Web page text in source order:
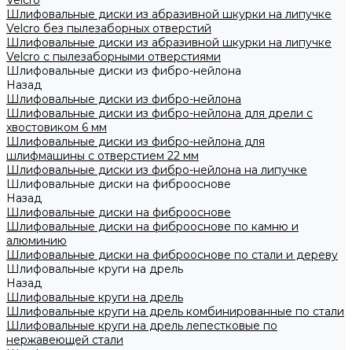
Шлифовальные диски из абразивной шкурки на липучке
Velcro без пылезаборных отверстий
Шлифовальные диски из абразивной шкурки на липучке
Velcro с пылезаборными отверстиями
Шлифовальные диски из фибро-нейлона
Назад
Шлифовальные диски из фибро-нейлона
Шлифовальные диски из фибро-нейлона для дрели с
хвостовиком 6 мм
Шлифовальные диски из фибро-нейлона для
шлифмашины с отверстием 22 мм
Шлифовальные диски из фибро-нейлона на липучке
Шлифовальные диски на фиброоснове
Назад
Шлифовальные диски на фиброоснове
Шлифовальные диски на фиброоснове по камню и
алюминию
Шлифовальные диски на фиброоснове по стали и дереву
Шлифовальные круги на дрель
Назад
Шлифовальные круги на дрель
Шлифовальные круги на дрель комбинированные по стали
Шлифовальные круги на дрель лепестковые по
нержавеющей стали